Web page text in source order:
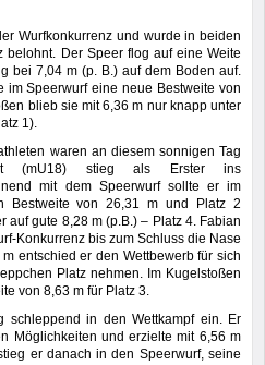
Wurfkonkurrenz und wurde in beiden
belohnt. Der Speer flog auf eine Weite
bei 7,04 m (p. B.) auf dem Boden auf.
im Speerwurf eine neue Bestweite von
blieb sie mit 6,36 m nur knapp unter
1).
waren an diesem sonnigen Tag
(mU18) stieg als Erster ins
mit dem Speerwurf sollte er im
Bestweite von 26,31 m und Platz 2
auf gute 8,28 m (p.B.) – Platz 4. Fabian
Konkurrenz bis zum Schluss die Nase
entschied er den Wettbewerb für sich
Platz nehmen. Im Kugelstoßen
von 8,63 m für Platz 3.
schleppend in den Wettkampf ein. Er
Möglichkeiten und erzielte mit 6,56 m
er danach in den Speerwurf, seine